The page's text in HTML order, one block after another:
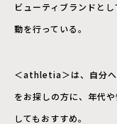
ビューティブランドと
動を行っている。
＜athletia＞は、自分へ
をお探しの方に、年代
してもおすすめ。